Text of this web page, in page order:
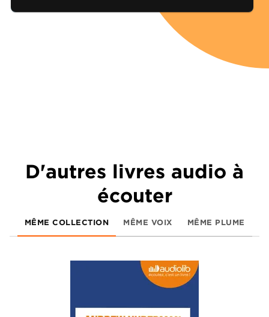
D'autres livres audio à
écouter
MÊME COLLECTION MÊME VOIX MÊME PLUME